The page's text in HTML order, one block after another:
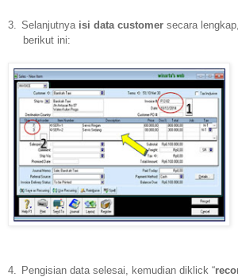
3. Selanjutnya isi data customer secara
berikut ini:
4. Pengisian data selesai, kemudian diklick “